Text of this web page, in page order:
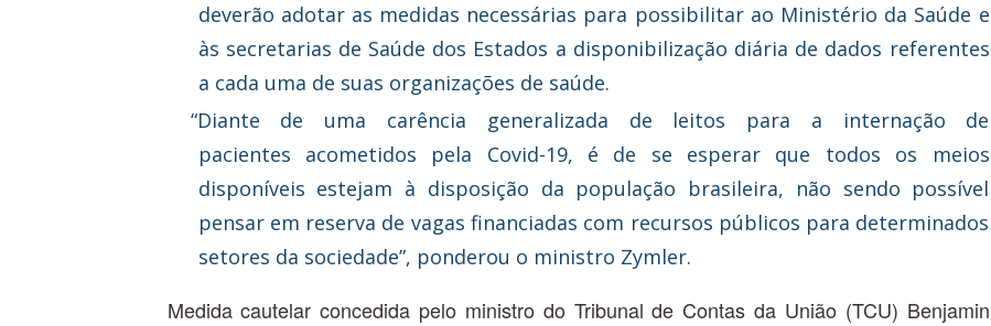
deverão adotar as medidas necessárias para possibilitar ao Ministério da Saúde e
às secretarias de Saúde dos Estados a disponibilização diária de dados referentes
a cada uma de suas organizações de saúde.
“Diante de uma carência generalizada de leitos para a internação de
pacientes acometidos pela Covid-19, é de se esperar que todos os meios
disponíveis estejam à disposição da população brasileira, não sendo possível
pensar em reserva de vagas financiadas com recursos públicos para determinados
setores da sociedade”, ponderou o ministro Zymler.
Medida cautelar concedida pelo ministro do Tribunal de Contas da União (TCU) Benjamin